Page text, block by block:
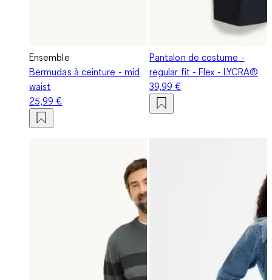
Ensemble
Bermudas à ceinture - mid
waist
25,99 €
Pantalon de costume -
regular fit - Flex - LYCRA®
39,99 €